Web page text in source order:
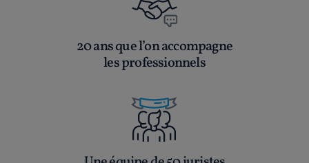
20 ans que l’on accompagne
les professionnels